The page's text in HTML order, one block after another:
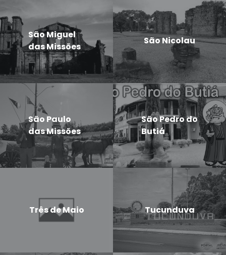
São Miguel
das Missões
São Nicolau
São Paulo
das Missões
São Pedro do
Butiá
Três de Maio Tucunduva